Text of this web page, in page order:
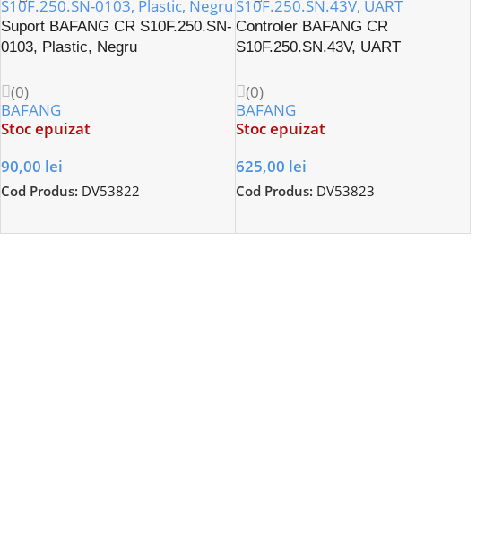
Suport BAFANG CR S10F.250.SN-
0103, Plastic, Negru
(0)
BAFANG
Stoc epuizat
90,00 lei
Cod Produs: DV53822
Controler BAFANG CR
S10F.250.SN.43V, UART
(0)
BAFANG
Stoc epuizat
625,00 lei
Cod Produs: DV53823